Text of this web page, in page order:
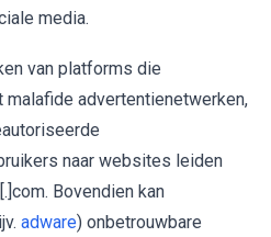
media.
van platforms die
advertentienetwerken,
naar websites leiden
Bovendien kan
adware) onbetrouwbare